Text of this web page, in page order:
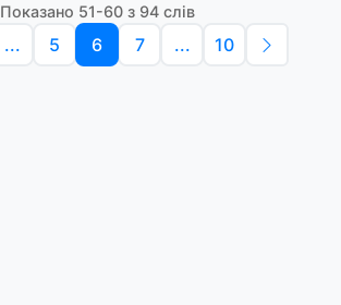
Показано 51-60 з 94 слів
... 5 6 7 ... 10